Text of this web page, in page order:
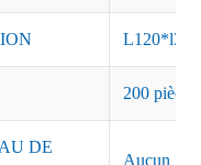
L120*l37
200
DE
Aucun